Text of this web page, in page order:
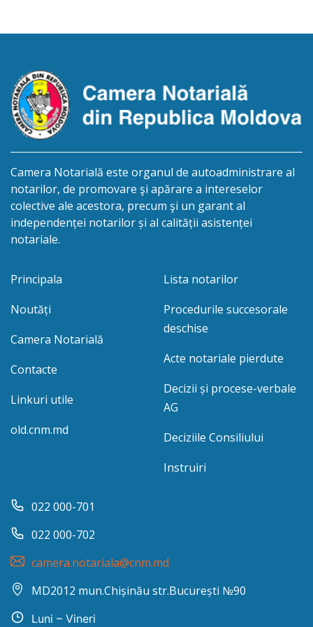
deschiderea procedurii succesorale în urma
născut la 29.11.1971, IDNP- 2002032074837
Eliberarea certificatului […]
Camera Notarială este organul de autoadministrare al
notarilor, de promovare şi apărare a intereselor
colective ale acestora, precum şi un garant al
independenței notarilor și al calității asistenței
notariale.
Principala
Noutăți
Camera Notarială
Contacte
Linkuri utile
old.cnm.md
Lista notarilor
Procedurile succesorale
deschise
Acte notariale pierdute
Decizii și procese-verbale
AG
Deciziile Consiliului
Instruiri
022 000-701
022 000-702
camera.notariala@cnm.md
MD2012 mun.Chișinău str.București №90
Luni – Vineri